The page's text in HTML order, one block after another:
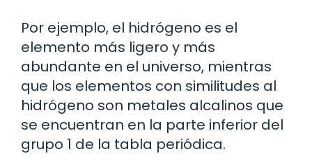
Por ejemplo, el hidrógeno es el
elemento más ligero y más
abundante en el universo, mientras
que los elementos con similitudes al
hidrógeno son metales alcalinos que
se encuentran en la parte inferior del
grupo 1 de la tabla periódica.